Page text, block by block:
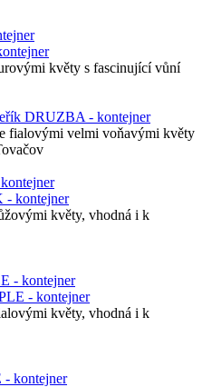
květy s fascinující vůní
fialovými velmi voňavými květy
květy, vhodná i k
- kontejner
květy, vhodná i k
kontejner